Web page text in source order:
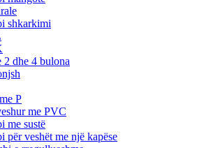
shkarkimi
2 dhe 4 bulona
P
me PVC
me sustë
për veshët me një kapëse